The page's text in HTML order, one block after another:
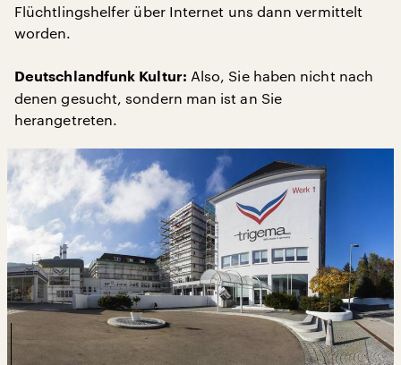
Flüchtlingshelfer über Internet uns dann vermittelt
worden.
Deutschlandfunk Kultur: Also, Sie haben nicht nach
denen gesucht, sondern man ist an Sie
herangetreten.